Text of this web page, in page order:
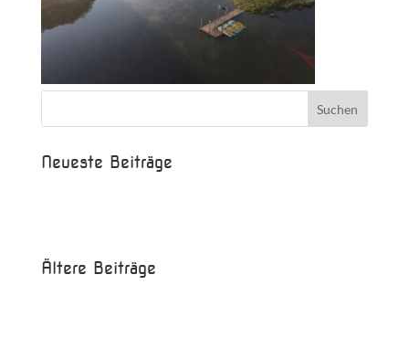
Neueste Beiträge
Ältere Beiträge